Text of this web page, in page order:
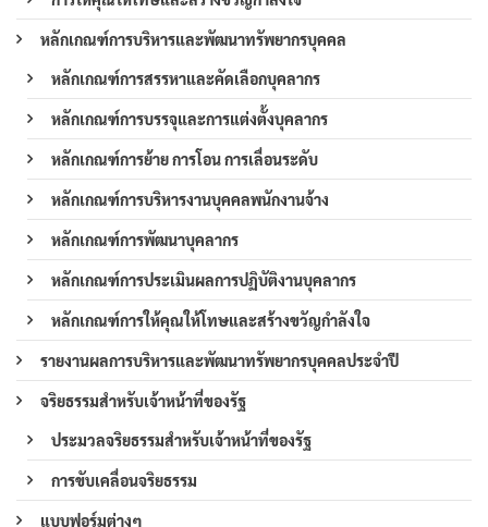
หลักเกณฑ์การบริหารและพัฒนาทรัพยากรบุคคล
หลักเกณฑ์การสรรหาและคัดเลือกบุคลากร
หลักเกณฑ์การบรรจุและการแต่งตั้งบุคลากร
หลักเกณฑ์การย้าย การโอน การเลื่อนระดับ
หลักเกณฑ์การบริหารงานบุคคลพนักงานจ้าง
หลักเกณฑ์การพัฒนาบุคลากร
หลักเกณฑ์การประเมินผลการปฏิบัติงานบุคลากร
หลักเกณฑ์การให้คุณให้โทษและสร้างขวัญกำลังใจ
รายงานผลการบริหารและพัฒนาทรัพยากรบุคคลประจำปี
จริยธรรมสำหรับเจ้าหน้าที่ของรัฐ
ประมวลจริยธรรมสำหรับเจ้าหน้าที่ของรัฐ
การขับเคลื่อนจริยธรรม
แบบฟอร์มต่างๆ